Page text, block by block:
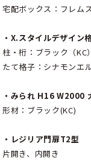
宅配ボックス：フレム
・X.スタイルデザイン
柱・桁：ブラック（KC）
たて格子：シナモンエ
・みられ H16 W2000
形材：ブラック(KC)
・レジリア門扉T2型
片開き、内開き